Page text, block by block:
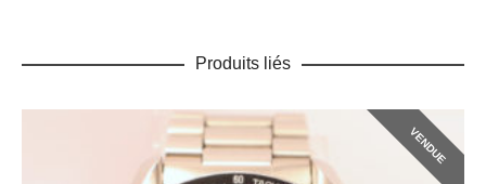
Produits liés
VENDUE